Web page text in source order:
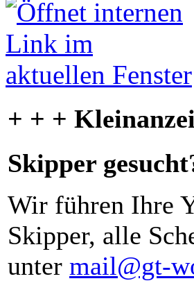
+ + +
Skipper
Wir führen Ihre
Skipper, alle
unter mail@gt-